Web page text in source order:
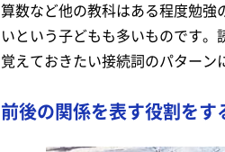
算数など他の教科はある程度勉
いという子どもも多いものです。
覚えておきたい接続詞のパターン
前後の関係を表す役割を